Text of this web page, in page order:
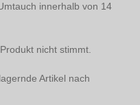
innerhalb von 14
nicht stimmt.
Artikel nach